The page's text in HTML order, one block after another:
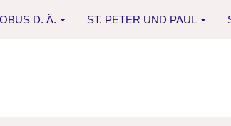
D. Ä. ST. PETER UND PAUL